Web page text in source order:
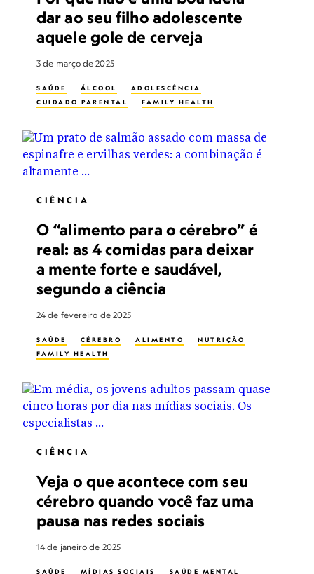
dar ao seu filho adolescente
aquele gole de cerveja
3 de março de 2025
SAÚDE ÁLCOOL
ADOLESCÊNCIA
CUIDADO PARENTAL
FAMILY HEALTH
CIÊNCIA
O “alimento para o cérebro” é
real: as 4 comidas para deixar
a mente forte e saudável,
segundo a ciência
24 de fevereiro de 2025
SAÚDE CÉREBRO ALIMENTO
NUTRIÇÃO
FAMILY HEALTH
CIÊNCIA
Veja o que acontece com seu
cérebro quando você faz uma
pausa nas redes sociais
14 de janeiro de 2025
SAÚDE MÍDIAS SOCIAIS
SAÚDE MENTAL